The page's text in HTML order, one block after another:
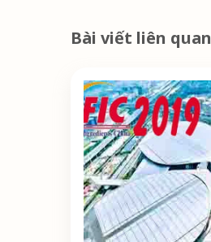
Bài viết liên quan